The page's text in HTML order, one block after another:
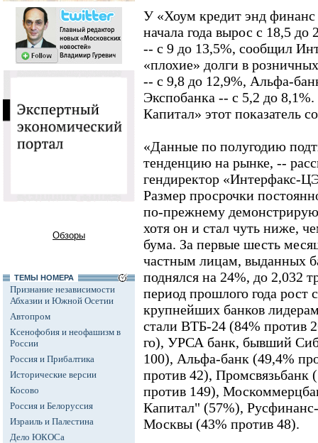
Обзоры
ТЕМЫ НОМЕРА
Признание независимости
Абхазии и Южной Осетии
Автопром
Ксенофобия и неофашизм в
России
Россия и Прибалтика
Исторические версии
Косово
Россия и Белоруссия
Израиль и Палестина
Дело ЮКОСа
У «Хоум кредит энд финанс
начала года вырос с 18,5 до
-- с 9 до 13,5%, сообщил
«плохие» долги в
-- с 9,8 до 12,9%, Альфа-
Экспобанка -- с 5,2 до
Капитал» этот показатель
«Данные по полугодию
тенденцию на рынке, --
гендиректор «Интерфакс-
Размер просрочки
по-прежнему
хотя он и стал чуть ниже,
бума. За первые шесть
частным лицам, выданных
поднялся на 24%, до 2,032
период прошлого года рост
крупнейших банков
стали ВТБ-24 (84% против
го), УРСА банк, бывший
100), Альфа-банк (49,4%
против 42),
против 149),
Капитал" (57%),
Москвы (43% против 48).